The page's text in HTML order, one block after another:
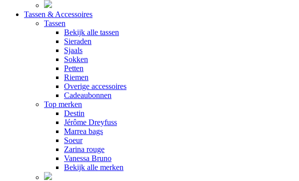
Tassen & Accessoires
Tassen
Bekijk alle tassen
Sieraden
Sjaals
Sokken
Petten
Riemen
Overige accessoires
Cadeaubonnen
Top merken
Destin
Jérôme Dreyfuss
Marrea bags
Soeur
Zarina rouge
Vanessa Bruno
Bekijk alle merken